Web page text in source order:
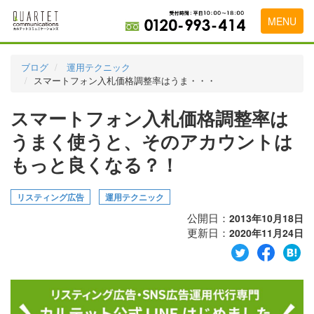
MENU
料金表
実績・お客様の声
初めて導入をお考えの方
代理店の乗り換えをお考えの方
広告代理店・HP制作会社様へ
お問い合わせ
ブログ
運用テクニック
スマートフォン入札価格調整率はうま・・・
スマートフォン入札価格調整率は
うまく使うと、そのアカウントは
もっと良くなる？！
リスティング広告 運用テクニック
公開日： 2013年10月18日
更新日： 2020年11月24日